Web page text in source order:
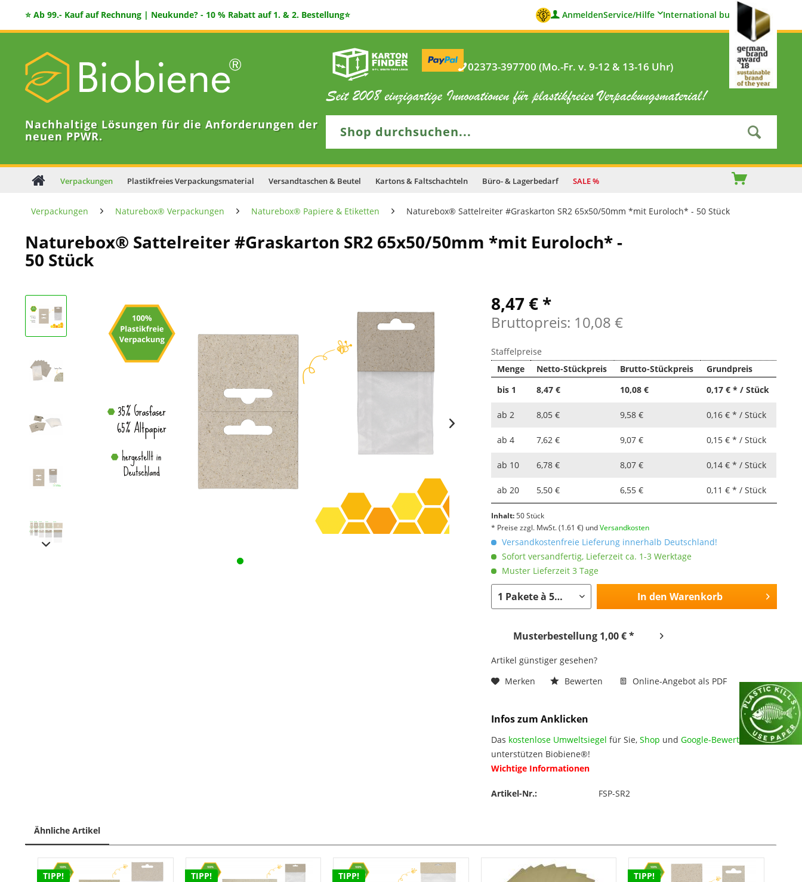
⭐ Ab 99.- Kauf auf Rechnung | Neukunde? - 10 % Rabatt auf 1. & 2. Bestellung⭐ AnmeldenService/Hilfe International buyers
Nachhaltige Lösungen für die Anforderungen der
neuen PPWR.
02373-397700 (Mo.-Fr. v. 9-12 & 13-16 Uhr)
Verpackungen Plastikfreies Verpackungsmaterial Versandtaschen & Beutel Kartons & Faltschachteln Büro- & Lagerbedarf SALE %
Verpackungen Naturebox® Verpackungen Naturebox® Papiere & Etiketten Naturebox® Sattelreiter #Graskarton SR2 65x50/50mm *mit Euroloch* - 50 Stück
Naturebox® Sattelreiter #Graskarton SR2 65x50/50mm *mit Euroloch* -
50 Stück
8,47 € *
Bruttopreis: 10,08 €
Staffelpreise
Menge
Netto-Stückpreis Brutto-Stückpreis
Grundpreis
bis 1 8,47 € 10,08 € 0,17 € * / Stück
ab 2 8,05 € 9,58 € 0,16 € * / Stück
ab4 7,62 € 9,07 € 0,15 € * / Stück
ab 10 6,78 € 8,07 € 0,14 € * / Stück
ab 20 5,50 € 6,55 € 0,11 € * / Stück
Inhalt:50 Stück
* Preise zzgl. MwSt.(1.61 €) undVersandkosten
Versandkostenfreie Lieferung innerhalb Deutschland!
Sofort versandfertig, Lieferzeit ca. 1-3 Werktage
Muster Lieferzeit 3 Tage
In den Warenkorb
Musterbestellung 1,00 € *
Artikel günstiger gesehen?
Merken
Bewerten Online-Angebot als PDF
Infos zum Anklicken
Das kostenlose Umweltsiegel für Sie,Shop undGoogle-Bewertungen
unterstützen Biobiene®!
Wichtige Informationen
Artikel-Nr.: FSP-SR2
Ähnliche Artikel
TIPP! TIPP! TIPP! TIPP!